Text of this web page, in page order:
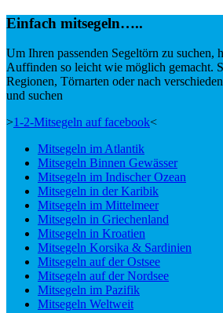
Einfach mitsegeln…..
Um Ihren passenden Segeltörn zu suchen,
Auffinden so leicht wie möglich gemacht.
Regionen, Törnarten oder nach
und suchen
>1-2-Mitsegeln auf facebook<
Mitsegeln im Atlantik
Mitsegeln Binnen Gewässer
Mitsegeln im Indischer Ozean
Mitsegeln in der Karibik
Mitsegeln im Mittelmeer
Mitsegeln in Griechenland
Mitsegeln in Kroatien
Mitsegeln Korsika & Sardinien
Mitsegeln auf der Ostsee
Mitsegeln auf der Nordsee
Mitsegeln im Pazifik
Mitsegeln Weltweit